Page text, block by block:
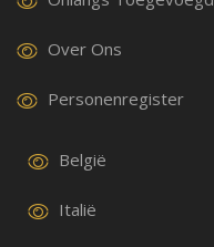
Over Ons
Personenregister
België
Italië